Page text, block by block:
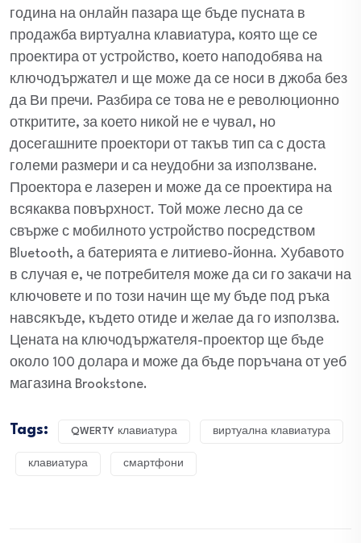
година на онлайн пазара ще бъде пусната в
продажба виртуална клавиатура, която ще се
проектира от устройство, което наподобява на
ключодържател и ще може да се носи в джоба без
да Ви пречи. Разбира се това не е революционно
откритите, за което никой не е чувал, но
досегашните проектори от такъв тип са с доста
големи размери и са неудобни за използване.
Проектора е лазерен и може да се проектира на
всякаква повърхност. Той може лесно да се
свърже с мобилното устройство посредством
Bluetooth, а батерията е литиево-йонна. Хубавото
в случая е, че потребителя може да си го закачи на
ключовете и по този начин ще му бъде под ръка
навсякъде, където отиде и желае да го използва.
Цената на ключодържателя-проектор ще бъде
около 100 долара и може да бъде поръчана от уеб
магазина Brookstone.
Tags: QWERTY клавиатура виртуална клавиатура
клавиатура смартфони